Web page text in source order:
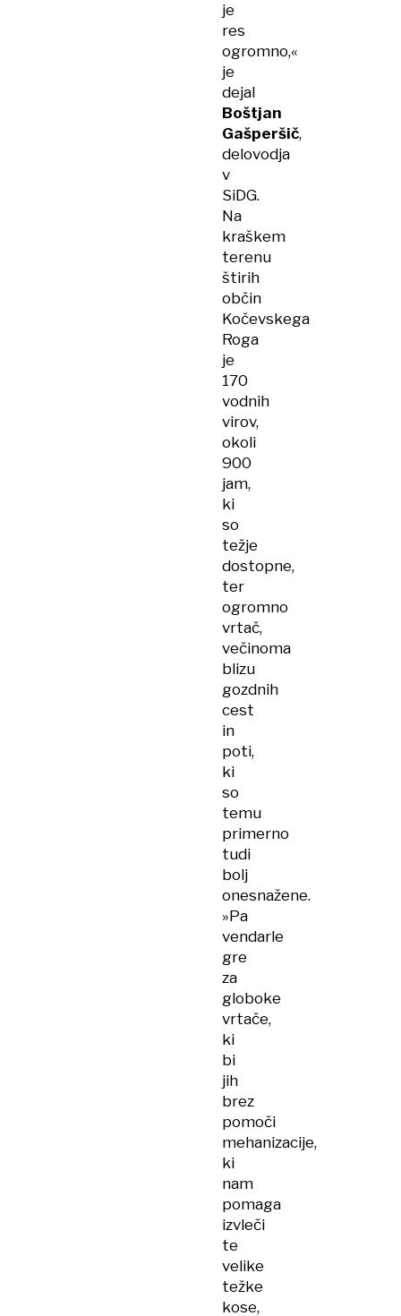
je
res
ogromno,«
je
dejal
Boštjan
Gašperšič,
delovodja
v
SiDG.
Na
kraškem
terenu
štirih
občin
Kočevskega
Roga
je
170
vodnih
virov,
okoli
900
jam,
ki
so
težje
dostopne,
ter
ogromno
vrtač,
večinoma
blizu
gozdnih
cest
in
poti,
ki
so
temu
primerno
tudi
bolj
onesnažene.
»Pa
vendarle
gre
za
globoke
vrtače,
ki
bi
jih
brez
pomoči
mehanizacije,
ki
nam
pomaga
izvleči
te
velike
težke
kose,